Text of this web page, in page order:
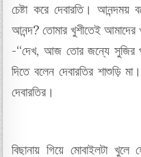
চেষ্টা করে দেবারতি।
আনন্দ? তোমার খুশীতেই আমাদের
-“দেখ, আজ তোর জন্যে সুজির
দিতে বলেন দেবারতির শাশুড়ি
দেবারতির।
বিছানায় গিয়ে মোবাইলটা